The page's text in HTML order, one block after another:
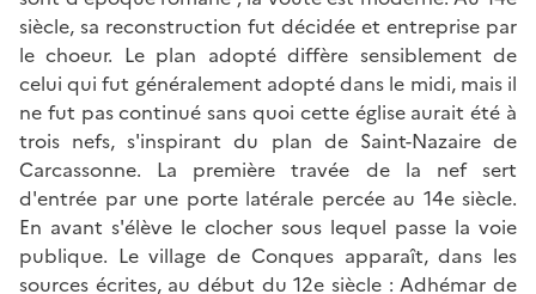
siècle, sa reconstruction fut décidée et entreprise par
le choeur. Le plan adopté diffère sensiblement de
celui qui fut généralement adopté dans le midi, mais il
ne fut pas continué sans quoi cette église aurait été à
trois nefs, s'inspirant du plan de Saint-Nazaire de
Carcassonne. La première travée de la nef sert
d'entrée par une porte latérale percée au 14e siècle.
En avant s'élève le clocher sous lequel passe la voie
publique. Le village de Conques apparaît, dans les
sources écrites, au début du 12e siècle : Adhémar de